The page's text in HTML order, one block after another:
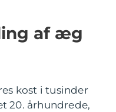
af æg
kost i tusinder
20. århundrede,